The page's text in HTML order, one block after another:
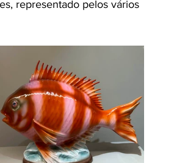
representado pelos vários